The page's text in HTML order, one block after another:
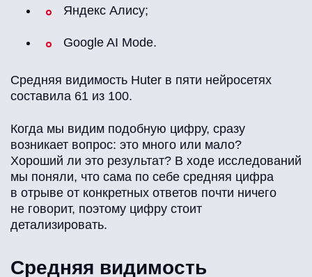
Яндекс Алису;
Google AI Mode.
Средняя видимость Huter в пяти нейросетях
составила 61 из 100.
Когда мы видим подобную цифру, сразу
возникает вопрос: это много или мало?
Хороший ли это результат? В ходе исследований
мы поняли, что сама по себе средняя цифра
в отрыве от конкретных ответов почти ничего
не говорит, поэтому цифру стоит
детализировать.
Средняя видимость